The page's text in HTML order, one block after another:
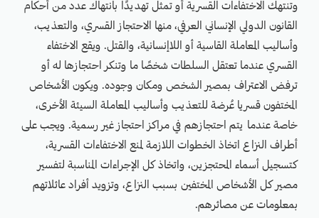
وتنتهك الاختفاءات القسرية أو تمثل تهديدًا بانتهاك عدد من أحكام
القانون الدولي الإنساني العرفي، منها الاحتجاز القسري، والتعذيب،
وأساليب المعاملة القاسية أو اللاإنسانية، والقتل. ويقع الاختفاء
القسري عندما تعتقل السلطات شخصًا ما وتنكر احتجازها له أو
ترفض الاعتراف بمصير الشخص ومكان وجوده. ويكون الأشخاص
المختفون قسريا عُرضة للتعذيب وأساليب المعاملة السيئة الأخرى،
خاصة عندما يتم احتجازهم في مراكز احتجاز غير رسمية. ويجب على
أطراف النزاع اتخاذ الخطوات اللازمة لمنع الاختفاءات القسرية،
كتسجيل أسماء المحتجزين، واتخاذ كل الإجراءات المناسبة لتفسير
مصير كل الأشخاص المختفين بسبب النزاع، وتزويد أفراد عائلاتهم
بمعلومات عن مصائرهم.